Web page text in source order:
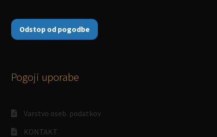
Odstop od pogodbe
Pogoji uporabe
Varstvo oseb. podatkov
KONTAKT